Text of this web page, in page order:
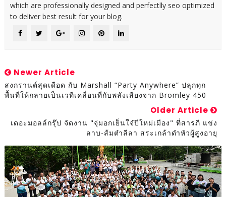
which are professionally designed and perfectlly seo optimized
to deliver best result for your blog.
Newer Article
สงกรานต์สุดเดือด กับ Marshall “Party Anywhere” ปลุกทุก
พื้นที่ให้กลายเป็นเวทีเคลื่อนที่กับพลังเสียงจาก Bromley 450
Older Article
เดอะมอลล์กรุ๊ป จัดงาน "จุ่มอกเย็นใจ๋ปีใหม่เมือง" ที่สารภี แข่ง
ลาบ-ส้มตำลีลา สระเกล้าดำหัวผู้สูงอายุ